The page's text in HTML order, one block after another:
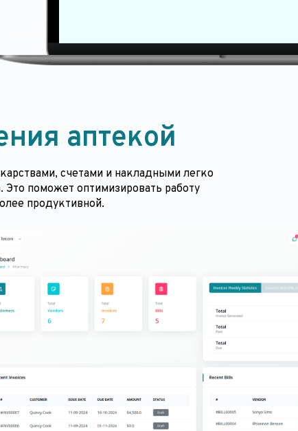
аптекой
счетами и накладными легко
Это поможет оптимизировать работу
продуктивной.